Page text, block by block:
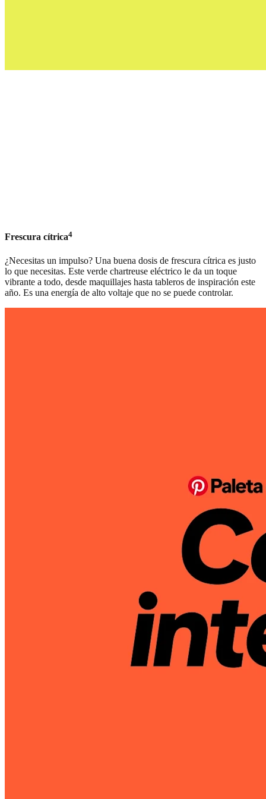
Frescura cítrica4
¿Necesitas un impulso? Una buena dosis de frescura cítrica es justo
lo que necesitas. Este verde chartreuse eléctrico le da un toque
vibrante a todo, desde maquillajes hasta tableros de inspiración este
año. Es una energía de alto voltaje que no se puede controlar.